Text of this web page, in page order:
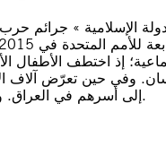
إذ اختطف الأطفال
وفي حين تعرّض آلاف
إلى أسرهم في العراق. ومع ذلك لم تأذن عودتهم إلى ديارهم بنهاية معاناتهم.